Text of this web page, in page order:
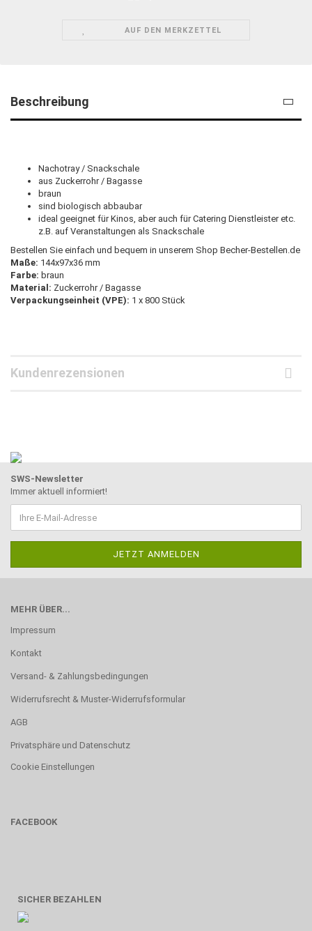
AUF DEN MERKZETTEL
Beschreibung
Nachotray / Snackschale
aus Zuckerrohr / Bagasse
braun
sind biologisch abbaubar
ideal geeignet für Kinos, aber auch für Catering Dienstleister etc.
z.B. auf Veranstaltungen als Snackschale
Bestellen Sie einfach und bequem in unserem Shop Becher-Bestellen.de
Maße: 144x97x36 mm
Farbe: braun
Material: Zuckerrohr / Bagasse
Verpackungseinheit (VPE): 1 x 800 Stück
Kundenrezensionen
SWS-Newsletter
Immer aktuell informiert!
MEHR ÜBER...
Impressum
Kontakt
Versand- & Zahlungsbedingungen
Widerrufsrecht & Muster-Widerrufsformular
AGB
Privatsphäre und Datenschutz
Cookie Einstellungen
FACEBOOK
SICHER BEZAHLEN